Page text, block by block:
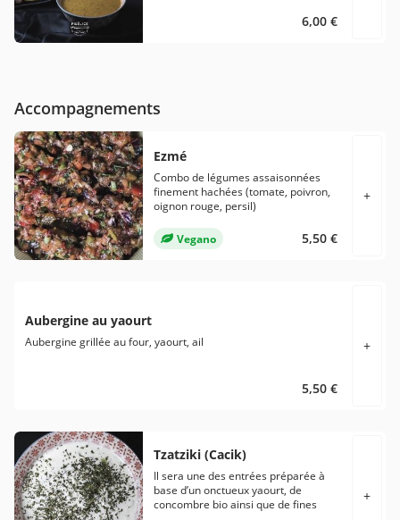
6,00 €
Accompagnements
Ezmé
Combo de légumes assaisonnées
finement hachées (tomate, poivron,
oignon rouge, persil)
Vegano 5,50 €
+
Aubergine au yaourt
Aubergine grillée au four, yaourt, ail
5,50 €
+
Tzatziki (Cacik)
Il sera une des entrées préparée à
base d’un onctueux yaourt, de
concombre bio ainsi que de fines
+